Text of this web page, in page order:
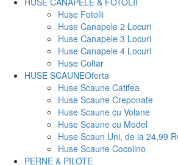
Huse Fotolii
Huse Canapele 2 Locuri
Huse Canapele 3 Locuri
Huse Canapele 4 Locuri
Huse Coltar
HUSE SCAUNEOferta
Huse Scaune Catifea
Huse Scaune Creponate
Huse Scaune cu Volane
Huse Scaune cu Model
Huse Scaun Uni, de la 24,99
Huse Scaune Cocolino
PERNE & PILOTE